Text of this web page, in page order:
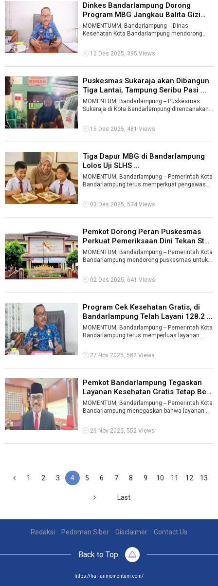
Dinkes Bandarlampung Dorong
Program MBG Jangkau Balita Gizi
Buruk ...
MOMENTUMM, Bandarlampung -- Dinas
Kesehatan Kota Bandarlampung mendorong
depan tid ...
12 Des 2025, 395 Views
Puskesmas Sukaraja akan Dibangun
Tiga Lantai, Tampung Seribu Pasi ...
MOMENTUM, Bandarlampung -- Puskesmas
Sukaraja di Kota Bandarlampung direncanakan
15 Des 2025, 481 Views
Tiga Dapur MBG di Bandarlampung
Lolos Uji SLHS ...
MOMENTUM, Bandarlampung -- Pemerintah Kota
Bandarlampung terus memperkuat pengawasan
03 Des 2025, 534 Views
Pemkot Dorong Peran Puskesmas
Perkuat Pemeriksaan Dini Tekan Stun
...
MOMENTUM, Bandarlampung -- Pemerintah Kota
Bandarlampung mendorong puskesmas untuk
...
02 Des 2025, 641 Views
Program Cek Kesehatan Gratis, di
Bandarlampung Telah Layani 128.2 ...
MOMENTUM, Bandarlampung -- Pemerintah Kota
Bandarlampung terus memperluas layanan
...
27 Nov 2025, 582 Views
Pemkot Bandarlampung Tegaskan
Layanan Kesehatan Gratis Tetap Berj
...
MOMENTUM, Bandarlampung -- Pemerintah Kota
Bandarlampung menegaskan bahwa layanan
29 Nov 2025, 552 Views
1 2 3 4 5 6 7 8 9 10 11 12 13
Last
Redaksi Pedoman Siber Disclaimer Contact Us
Back to Top
https://harianmomentum.com/